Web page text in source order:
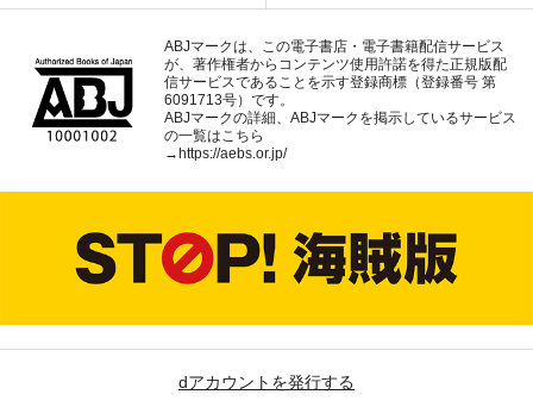
ABJマークは、この電子書店・電子書籍配信サービス
が、著作権者からコンテンツ使用許諾を得た正規版配
信サービスであることを示す登録商標（登録番号 第
6091713号）です。
ABJマークの詳細、ABJマークを掲示しているサービス
の一覧はこちら
→https://aebs.or.jp/
dアカウントを発行する